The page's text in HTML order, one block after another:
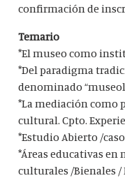
confirmación de
Temario
*El museo como
*Del paradigma
denominado
*La mediación como
cultural. Cpto.
*Estudio Abierto /caso
*Áreas educativas en
culturales /Bienales /